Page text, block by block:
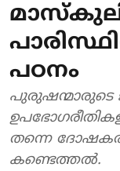
പഠനം
പുരുഷന്മാരുടെ
തന്നെ
കണ്ടെത്തല്‍.